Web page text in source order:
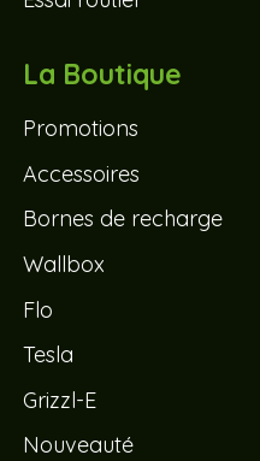
La Boutique
Promotions
Accessoires
Bornes de recharge
Wallbox
Flo
Tesla
Grizzl-E
Nouveauté